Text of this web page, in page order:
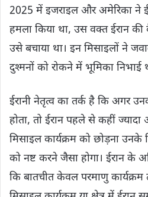
2025 में इजराइल और अमेरिका ने
हमला किया था, उस वक्त ईरान की
उसे बचाया था। इन मिसाइलों ने
दुश्मनों को रोकने में भूमिका निभाई
ईरानी नेतृत्व का तर्क है कि अगर
होता, तो ईरान पहले से कहीं ज्यादा
मिसाइल कार्यक्रम को छोड़ना उनके
को नष्ट करने जैसा होगा। ईरान के
कि बातचीत केवल परमाणु कार्यक्रम